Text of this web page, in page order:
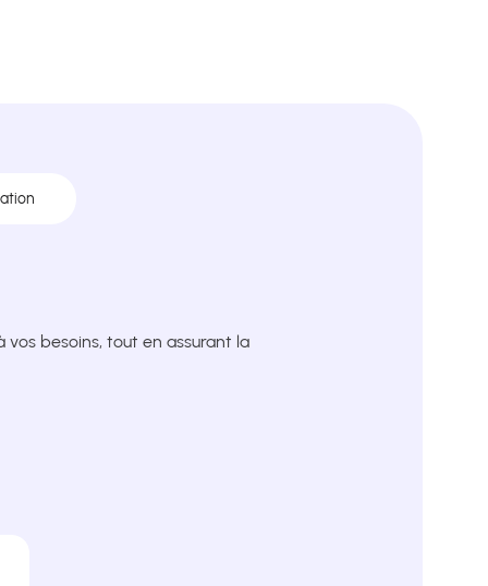
besoins, tout en assurant la